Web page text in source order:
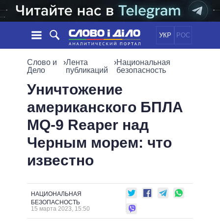
УКР РОС
НОВОСТИ
СТАТЬИ
МНЕНИЯ
ОБЗОРЫ
ДАЙДЖЕСТЫ
ОБЩЕСТВО
МИР
ПОЛИТИКИ
ВСЕ ПОЛИТИКИ
ПРЕЗИДЕНТ И ОФИС
ВЕРХОВНАЯ РАДА
ГЛАВЫ ОБЛАДМИНИСТРАЦИЙ
МЭРЫ
ВСЕ ПЕРСОНЫ
ИНФОГРАФИКА
ВИДЕО
СРАВНЕНИЕ ПОЛИТИКОВ
Слово и
Дело
›Лента
публикаций
›Национальная
безопасность
Уничтожение
американского БПЛА
MQ-9 Reaper над
Черным морем: что
известно
НАЦИОНАЛЬНАЯ
БЕЗОПАСНОСТЬ
15 марта 2023, 15:50